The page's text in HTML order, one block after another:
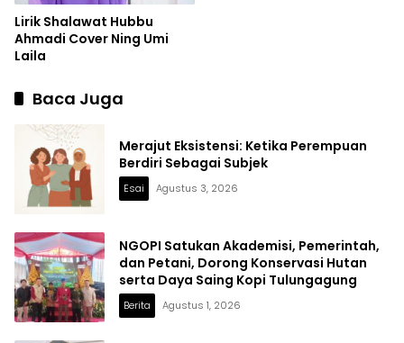
Lirik Shalawat Hubbu
Ahmadi Cover Ning Umi
Laila
Baca Juga
Merajut Eksistensi: Ketika Perempuan
Berdiri Sebagai Subjek
Esai Agustus 3, 2026
NGOPI Satukan Akademisi, Pemerintah,
dan Petani, Dorong Konservasi Hutan
serta Daya Saing Kopi Tulungagung
Berita Agustus 1, 2026